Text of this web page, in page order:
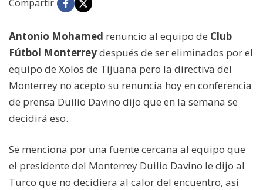
Compartir
Antonio Mohamed renuncio al equipo de Club
Fútbol Monterreydespués de ser eliminados por el
equipo de Xolos de Tijuana pero la directiva del
Monterrey no acepto su renuncia hoy en conferencia
de prensa Duilio Davino dijo que en la semana se
decidirá eso.
Se menciona por una fuente cercana al equipo que
el presidente del Monterrey Duilio Davino le dijo al
Turco que no decidiera al calor del encuentro, así